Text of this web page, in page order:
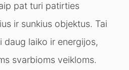
pat turi patirties
ir sunkius objektus. Tai
daug laiko ir energijos,
svarbioms veikloms.